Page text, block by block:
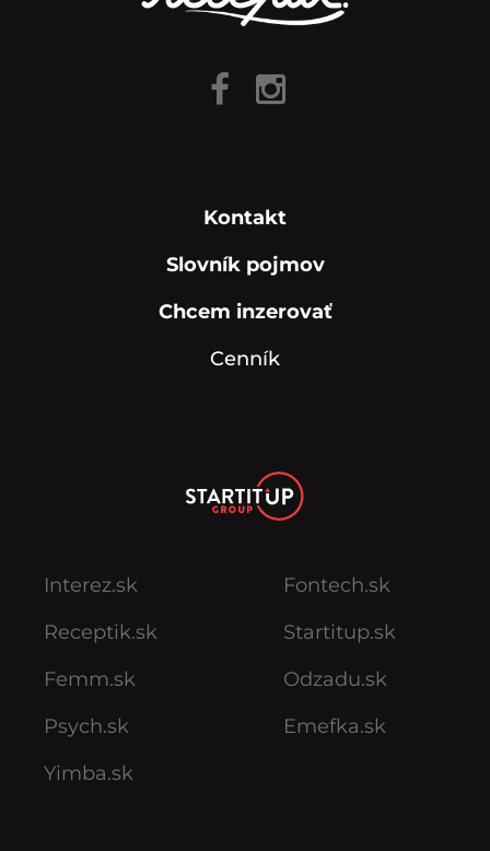
Kontakt
Slovník pojmov
Chcem inzerovať
Cenník
Interez.sk
Receptik.sk
Femm.sk
Psych.sk
Yimba.sk
Fontech.sk
Startitup.sk
Odzadu.sk
Emefka.sk